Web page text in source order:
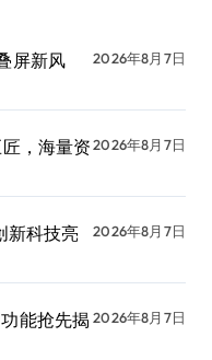
屏新风
2026年8月7日
，海量资2026年8月7日
新科技亮
2026年8月7日
能抢先揭 2026年8月7日